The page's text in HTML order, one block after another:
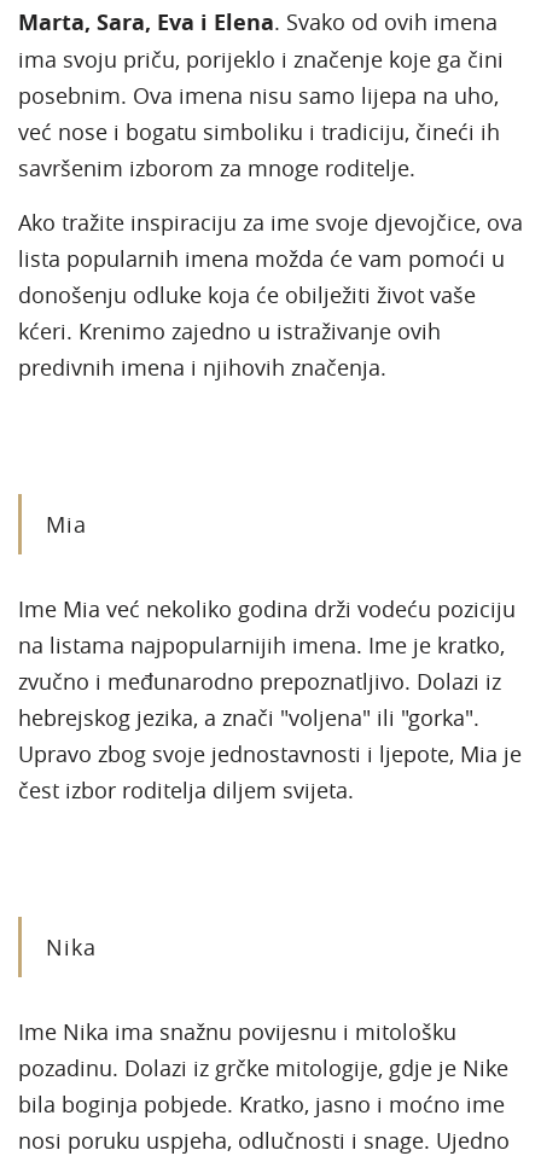
Marta, Sara, Eva i Elena. Svako od ovih imena
ima svoju priču, porijeklo i značenje koje ga čini
posebnim. Ova imena nisu samo lijepa na uho,
već nose i bogatu simboliku i tradiciju, čineći ih
savršenim izborom za mnoge roditelje.
Ako tražite inspiraciju za ime svoje djevojčice, ova
lista popularnih imena možda će vam pomoći u
donošenju odluke koja će obilježiti život vaše
kćeri. Krenimo zajedno u istraživanje ovih
predivnih imena i njihovih značenja.
Mia
Ime Mia već nekoliko godina drži vodeću poziciju
na listama najpopularnijih imena. Ime je kratko,
zvučno i međunarodno prepoznatljivo. Dolazi iz
hebrejskog jezika, a znači "voljena" ili "gorka".
Upravo zbog svoje jednostavnosti i ljepote, Mia je
čest izbor roditelja diljem svijeta.
Nika
Ime Nika ima snažnu povijesnu i mitološku
pozadinu. Dolazi iz grčke mitologije, gdje je Nike
bila boginja pobjede. Kratko, jasno i moćno ime
nosi poruku uspjeha, odlučnosti i snage. Ujedno